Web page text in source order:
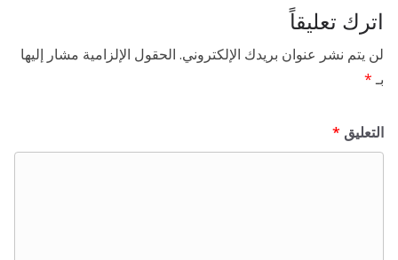
اترك تعليقاً
لن يتم نشر عنوان بريدك الإلكتروني. الحقول الإلزامية مشار إليها
بـ*
التعليق *